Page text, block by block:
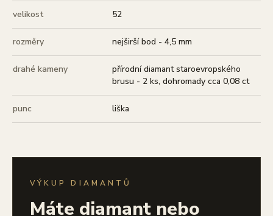
velikost 52
rozměry nejširší bod - 4,5 mm
drahé kameny
přírodní diamant staroevropského
brusu - 2 ks, dohromady cca 0,08 ct
punc liška
VÝKUP DIAMANTŮ
Máte diamant nebo